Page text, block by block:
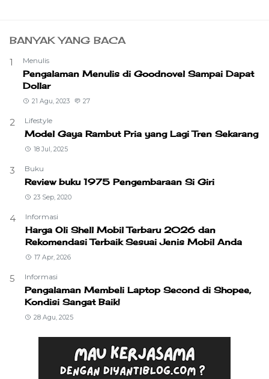
BANYAK YANG BACA
1 Menulis
Pengalaman Menulis di Goodnovel Sampai Dapat
Dollar
21 Agu, 2023 27
2 Lifestyle
Model Gaya Rambut Pria yang Lagi Tren Sekarang
18 Jul, 2025
3 Buku
Review buku 1975 Pengembaraan Si Giri
23 Sep, 2020
4 Informasi
Harga Oli Shell Mobil Terbaru 2026 dan
Rekomendasi Terbaik Sesuai Jenis Mobil Anda
17 Apr, 2026
5 Informasi
Pengalaman Membeli Laptop Second di Shopee,
Kondisi Sangat Baik!
28 Agu, 2025